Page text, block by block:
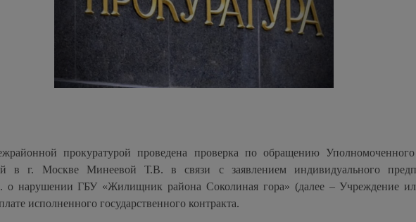
прокуратурой проведена проверка по обращению
в г. Москве Минеевой Т.В. в связи с заявлением индивидуального
о нарушении ГБУ «Жилищник района Соколиная гора» (далее – Учреждение
исполненного государственного контракта.